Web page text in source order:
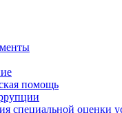
помощь
специальной оценки